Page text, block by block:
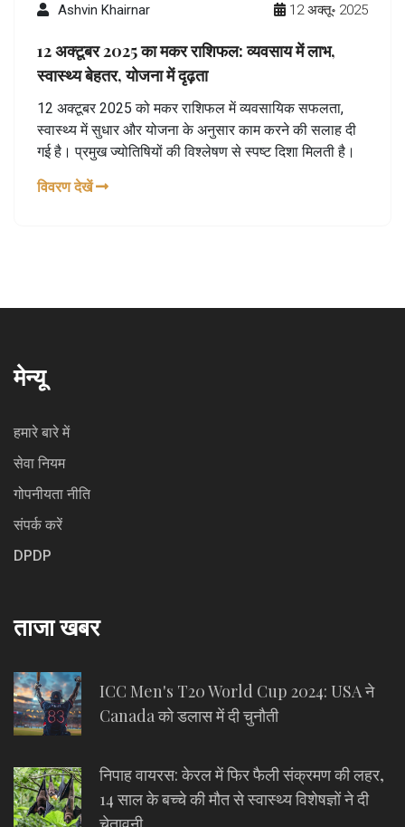
Ashvin Khairnar 12 अक्तू॰ 2025
12 अक्टूबर 2025 का मकर राशिफल: व्यवसाय में लाभ,
स्वास्थ्य बेहतर, योजना में दृढ़ता
12 अक्टूबर 2025 को मकर राशिफल में व्यवसायिक सफलता,
स्वास्थ्य में सुधार और योजना के अनुसार काम करने की सलाह दी
गई है। प्रमुख ज्योतिषियों की विश्लेषण से स्पष्ट दिशा मिलती है।
विवरण देखें
मेन्यू
हमारे बारे में
सेवा नियम
गोपनीयता नीति
संपर्क करें
DPDP
ताजा खबर
ICC Men's T20 World Cup 2024: USA ने
Canada को डलास में दी चुनौती
निपाह वायरस: केरल में फिर फैली संक्रमण की लहर,
14 साल के बच्चे की मौत से स्वास्थ्य विशेषज्ञों ने दी